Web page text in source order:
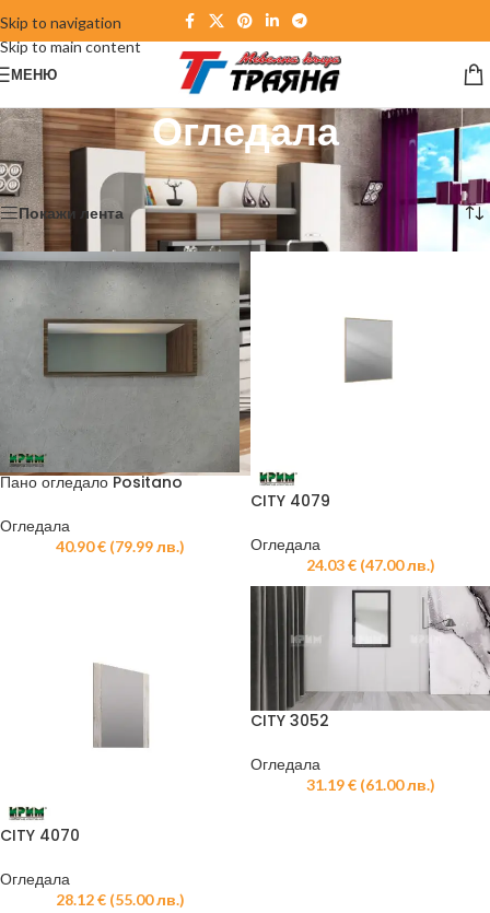
Skip to navigation
Skip to main content
МЕНЮ
Огледала
Начало Огледала Показване на 1–12 от 13 резултата
Покажи лента
Пано огледало Positano
Огледала
40.90€ (79.99лв.)
CITY 4079
Огледала
24.03€ (47.00лв.)
CITY 4070
Огледала
28.12€ (55.00лв.)
CITY 3052
Огледала
31.19€ (61.00лв.)